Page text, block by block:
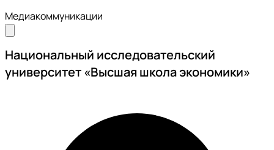
Медиакоммуникации
Национальный исследовательский
университет «Высшая школа экономики»